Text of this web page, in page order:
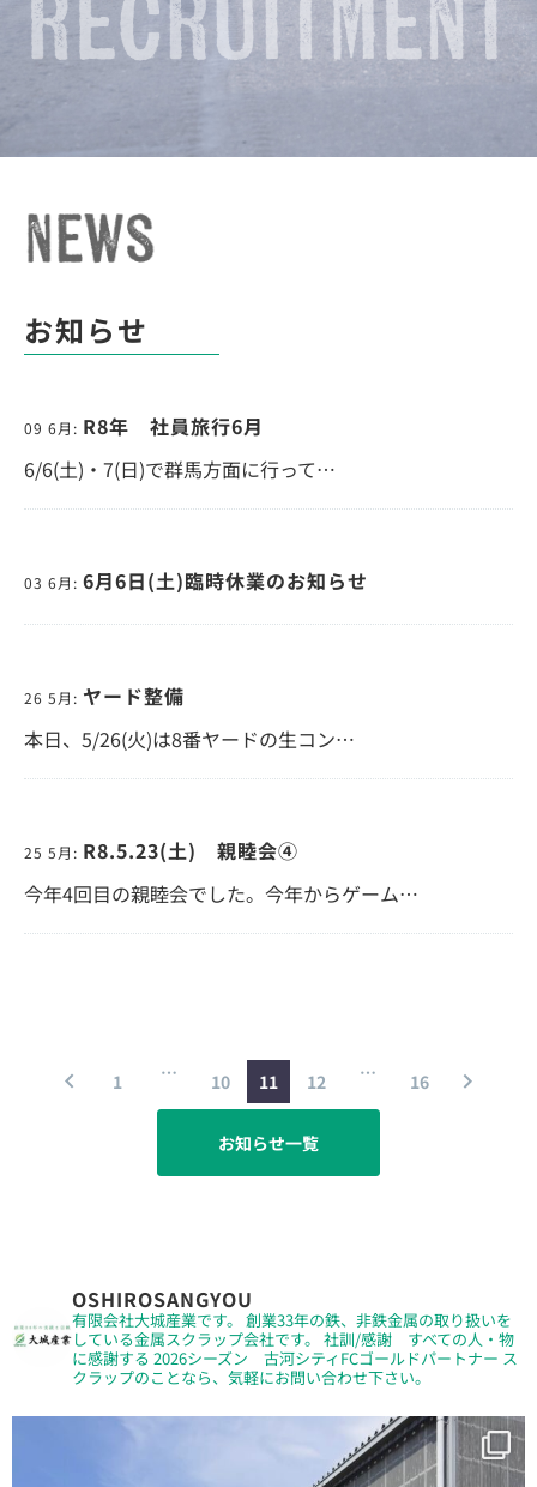
お知らせ
09 6月: R8年 社員旅行6月
6/6(土)・7(日)で群馬方面に行って…
03 6月: 6月6日(土)臨時休業のお知らせ
26 5月: ヤード整備
本日、5/26(火)は8番ヤードの生コン…
25 5月: R8.5.23(土) 親睦会④
今年4回目の親睦会でした。今年からゲーム…
1 … 10 11 12 … 16
お知らせ一覧
OSHIROSANGYOU
有限会社大城産業です。 創業33年の鉄、非鉄金属の取り扱いを
している金属スクラップ会社です。 社訓/感謝 すべての人・物
に感謝する 2026シーズン 古河シティFCゴールドパートナー ス
クラップのことなら、気軽にお問い合わせ下さい。